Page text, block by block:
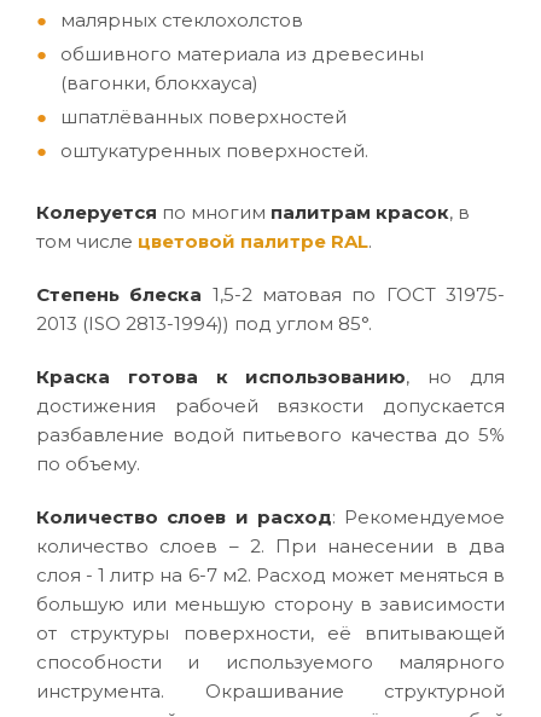
малярных стеклохолстов
обшивного материала из древесины
(вагонки, блокхауса)
шпатлёванных поверхностей
оштукатуренных поверхностей.
Колеруется по многим палитрам красок, в
том числе цветовой палитре RAL.
Степень блеска 1,5-2 матовая по ГОСТ 31975-
2013 (ISO 2813-1994)) под углом 85°.
Краска готова к использованию, но для
достижения рабочей вязкости допускается
разбавление водой питьевого качества до 5%
по объему.
Количество слоев и расход: Рекомендуемое
количество слоев – 2. При нанесении в два
слоя - 1 литр на 6-7 м2. Расход может меняться в
большую или меньшую сторону в зависимости
от структуры поверхности, её впитывающей
способности и используемого малярного
инструмента. Окрашивание структурной